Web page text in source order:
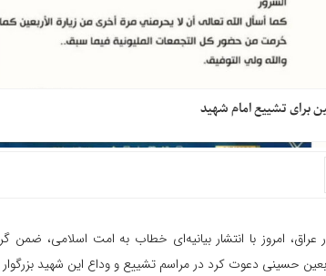
برای تشییع امام شهید
امروز با انتشار بیانیه‌ای خطاب به امت اسلامی، ضمن
حسینی دعوت کرد در مراسم تشییع و وداع این شهید